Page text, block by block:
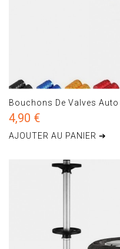
Bouchons De Valves
4,90 €
AJOUTER AU PANIER ➔